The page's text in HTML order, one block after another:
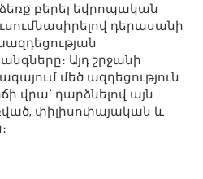
բերել եվրոպական
դերասանի
Այդ շրջանի
մեծ ազդեցություն
վրա՝ դարձնելով այն
փիլիսոփայական և